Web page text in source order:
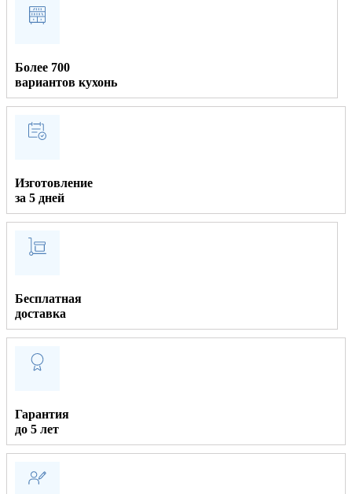
Более 700
вариантов кухонь
Изготовление
за 5 дней
Бесплатная
доставка
Гарантия
до 5 лет